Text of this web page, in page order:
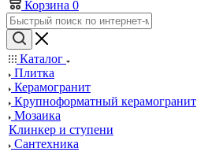
Корзина 0
Каталог
Плитка
Керамогранит
Крупноформатный керамогранит
Мозаика
Клинкер и ступени
Сантехника